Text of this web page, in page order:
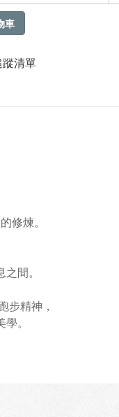
車
清單
修煉。
間。
步精神，
。